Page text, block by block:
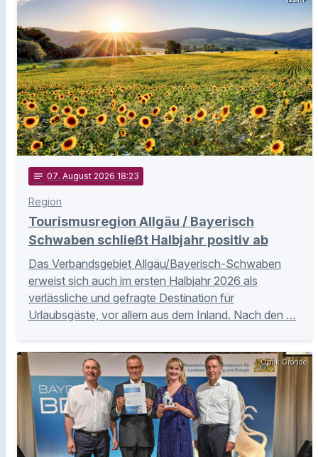
notes 07. August 2026 18:23
Region
Tourismusregion Allgäu / Bayerisch
Schwaben schließt Halbjahr positiv ab
Das Verbandsgebiet Allgäu/Bayerisch-Schwaben
erweist sich auch im ersten Halbjahr 2026 als
verlässliche und gefragte Destination für
Urlaubsgäste, vor allem aus dem Inland. Nach den …
Optik Gronde